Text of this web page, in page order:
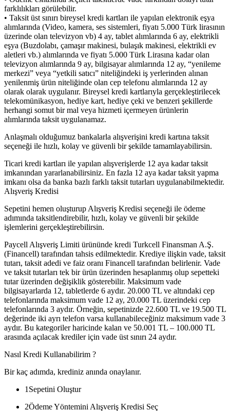
farklılıkları görülebilir.
• Taksit üst sınırı bireysel kredi kartları ile yapılan elektronik eşya
alımlarında (Video, kamera, ses sistemleri, fiyatı 5.000 Türk lirasının
üzerinde olan televizyon vb) 4 ay, tablet alımlarında 6 ay, elektrikli
eşya (Buzdolabı, çamaşır makinesi, bulaşık makinesi, elektrikli ev
aletleri vb.) alımlarında ve fiyatı 5.000 Türk Lirasına kadar olan
televizyon alımlarında 9 ay, bilgisayar alımlarında 12 ay, “yenileme
merkezi” veya “yetkili satıcı” niteliğindeki iş yerlerinden alınan
yenilenmiş ürün niteliğinde olan cep telefonu alımlarında 12 ay
olarak olarak uygulanır. Bireysel kredi kartlarıyla gerçekleştirilecek
telekomünikasyon, hediye kart, hediye çeki ve benzeri şekillerde
herhangi somut bir mal veya hizmeti içermeyen ürünlerin
alımlarında taksit uygulanamaz.
Anlaşmalı olduğumuz bankalarla alışverişini kredi kartına taksit
seçeneği ile hızlı, kolay ve güvenli bir şekilde tamamlayabilirsin.
Ticari kredi kartları ile yapılan alışverişlerde 12 aya kadar taksit
imkanından yararlanabilirsiniz. En fazla 12 aya kadar taksit yapma
imkanı olsa da banka bazlı farklı taksit tutarları uygulanabilmektedir.
Alışveriş Kredisi
Sepetini hemen oluşturup Alışveriş Kredisi seçeneği ile ödeme
adımında taksitlendirebilir, hızlı, kolay ve güvenli bir şekilde
işlemlerini gerçekleştirebilirsin.
Paycell Alışveriş Limiti ürününde kredi Turkcell Finansman A.Ş.
(Financell) tarafından tahsis edilmektedir. Krediye ilişkin vade, taksit
tutarı, taksit adedi ve faiz oranı Financell tarafından belirlenir. Vade
ve taksit tutarları tek bir ürün üzerinden hesaplanmış olup sepetteki
tutar üzerinden değişiklik gösterebilir. Maksimum vade
bilgisayarlarda 12, tabletlerde 6 aydır. 20.000 TL ve altındaki cep
telefonlarında maksimum vade 12 ay, 20.000 TL üzerindeki cep
telefonlarında 3 aydır. Örneğin, sepetinizde 22.600 TL ve 19.500 TL
değerinde iki ayrı telefon varsa kullanabileceğiniz maksimum vade 3
aydır. Bu kategoriler haricinde kalan ve 50.001 TL – 100.000 TL
arasında açılacak krediler için vade üst sınırı 24 aydır.
Nasıl Kredi Kullanabilirim ?
Bir kaç adımda, krediniz anında onaylanır.
1Sepetini Oluştur
2Ödeme Yöntemini Alışveriş Kredisi Seç